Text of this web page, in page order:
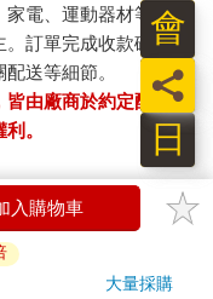
電、運動器材等）及
。訂單完成收款確認
送等細節。
由廠商於約定配送時
。
獲電話要求您前往
上當！
入購物車
大量採購
日
員
會